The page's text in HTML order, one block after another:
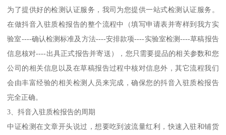
为了提供好的检测认证服务，我司为您提供一站式检测认证服务。
在做抖音入驻质检报告的整个流程中（填写申请表并寄样到我方实
验室----确认检测标准及方法----安排款项----实验室检测----草稿报告
信息核对----出具正式报告并寄送），您只需要提品的相关参数和您
公司的相关信息以及在草稿报告过程中核对信息外，其它流程我们
会由丰富经验的相关检测人员来完成，确保您的抖音入驻质检报告
完全正确。
3、抖音入驻质检报告的周期
中证检测在文章开头说过，想要吃到波流量红利，快速入驻和铺货